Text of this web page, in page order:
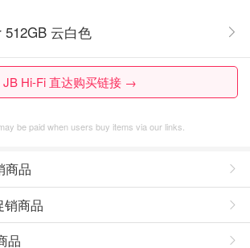
Air 512GB 云白色
JB Hi-Fi 直达购买链接 →
be paid when users buy items via our links.
商品
销商品
品